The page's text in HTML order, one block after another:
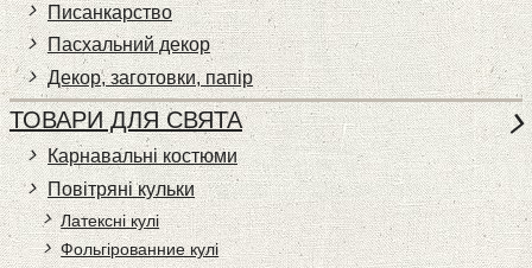
Писанкарство
Пасхальний декор
Декор, заготовки, папір
ТОВАРИ ДЛЯ СВЯТА
Карнавальні костюми
Повітряні кульки
Латексні кулі
Фольгірованние кулі